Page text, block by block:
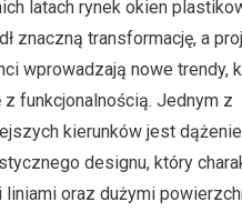
latach rynek okien
znaczną transformację, a
wprowadzają nowe trendy,
funkcjonalnością. Jednym z
kierunków jest
designu, który
liniami oraz dużymi